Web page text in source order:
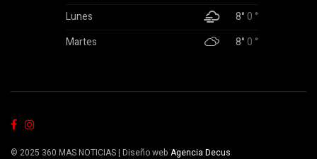
Lunes
8°0 °
Martes
8°0 °
© 2025 360 MAS NOTICIAS | Diseño web Agencia Decus